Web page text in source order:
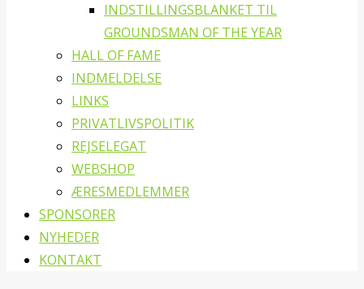
INDSTILLINGSBLANKET TIL
GROUNDSMAN OF THE YEAR
HALL OF FAME
INDMELDELSE
LINKS
PRIVATLIVSPOLITIK
REJSELEGAT
WEBSHOP
ÆRESMEDLEMMER
SPONSORER
NYHEDER
KONTAKT